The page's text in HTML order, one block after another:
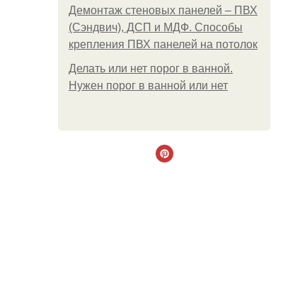
Демонтаж стеновых панелей – ПВХ
(Сэндвич), ДСП и МДФ. Способы
крепления ПВХ панелей на потолок
Делать или нет порог в ванной.
Нужен порог в ванной или нет